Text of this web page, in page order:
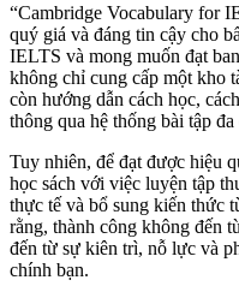
“Cambridge Vocabulary for
quý giá và đáng tin cậy cho
IELTS và mong muốn đạt
không chỉ cung cấp một kho
còn hướng dẫn cách học,
thông qua hệ thống bài tập
Tuy nhiên, để đạt được hiệu
học sách với việc luyện tập
thực tế và bổ sung kiến thức
rằng, thành công không đến
đến từ sự kiên trì, nỗ lực và
chính bạn.